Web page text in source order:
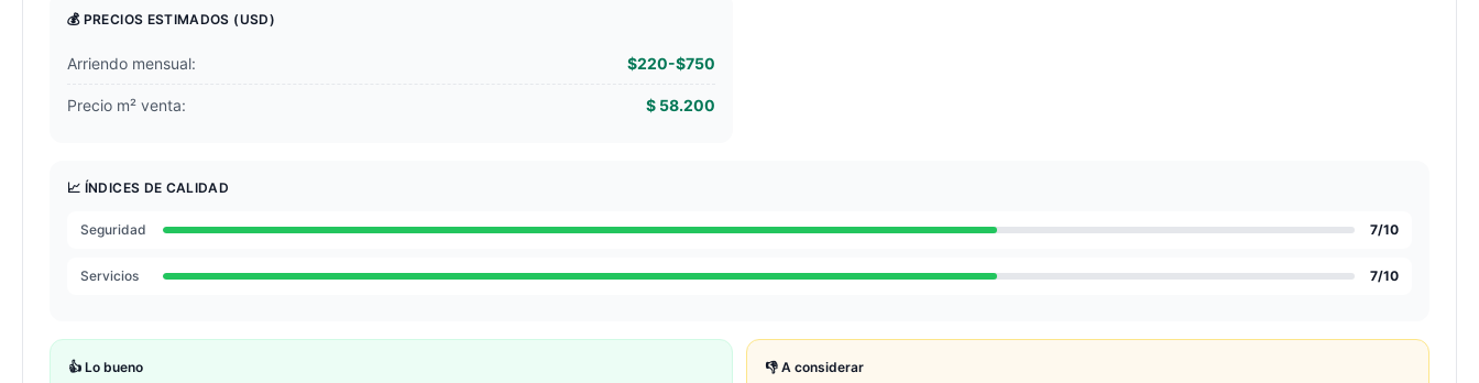
💰 PRECIOS ESTIMADOS (USD)
Arriendo mensual: $220-$750
Precio m² venta: $ 58.200
📈 ÍNDICES DE CALIDAD
Seguridad 7/10
Servicios 7/10
👍 Lo bueno 👎 A considerar